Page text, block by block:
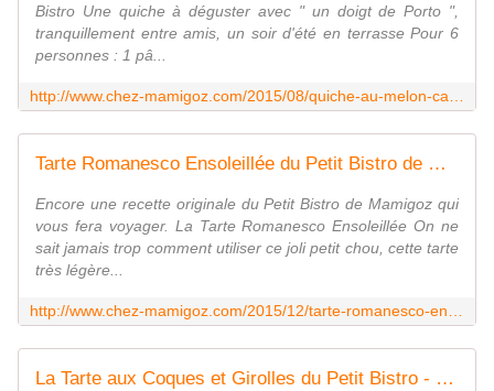
Bistro Une quiche à déguster avec " un doigt de Porto ",
tranquillement entre amis, un soir d'été en terrasse Pour 6
personnes : 1 pâ...
Tarte Romanesco Ensoleillée du Petit Bistro de Mamigoz. - Chez Mamigoz
Encore une recette originale du Petit Bistro de Mamigoz qui
vous fera voyager. La Tarte Romanesco Ensoleillée On ne
sait jamais trop comment utiliser ce joli petit chou, cette tarte
très légère...
La Tarte aux Coques et Girolles du Petit Bistro - Chez Mamigoz